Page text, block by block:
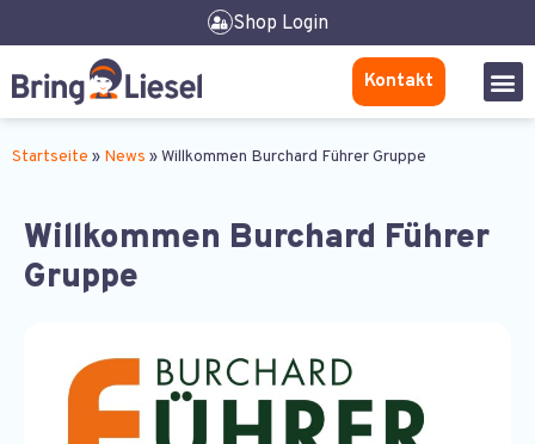
Shop Login
Kontakt
Startseite » News »Willkommen Burchard Führer Gruppe
Willkommen Burchard Führer
Gruppe